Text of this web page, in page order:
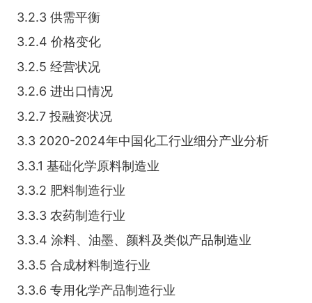
3.2.3 供需平衡
3.2.4 价格变化
3.2.5 经营状况
3.2.6 进出口情况
3.2.7 投融资状况
3.3 2020-2024年中国化工行业细分产业分析
3.3.1 基础化学原料制造业
3.3.2 肥料制造行业
3.3.3 农药制造行业
3.3.4 涂料、油墨、颜料及类似产品制造业
3.3.5 合成材料制造行业
3.3.6 专用化学产品制造行业